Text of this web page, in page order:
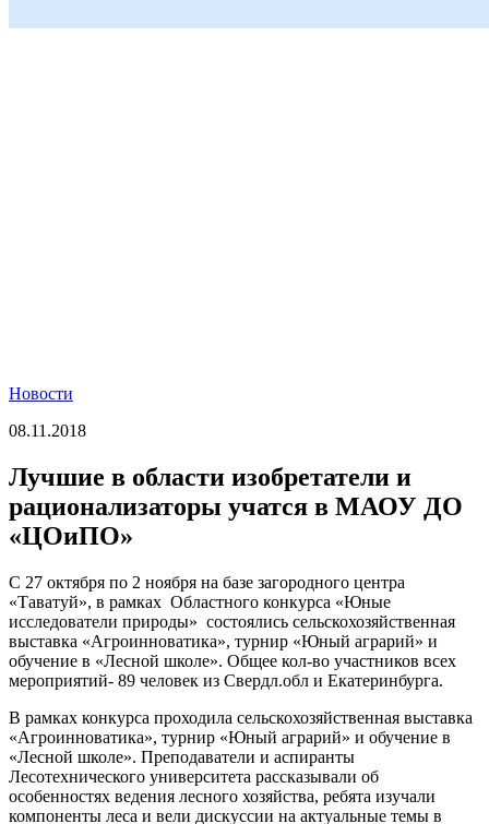
Новости
08.11.2018
Лучшие в области изобретатели и
рационализаторы учатся в МАОУ ДО
«ЦОиПО»
С 27 октября по 2 ноября на базе загородного центра
«Таватуй», в рамках Областного конкурса «Юные
исследователи природы» состоялись сельскохозяйственная
выставка «Агроинноватика», турнир «Юный аграрий» и
обучение в «Лесной школе». Общее кол-во участников всех
мероприятий- 89 человек из Свердл.обл и Екатеринбурга.
В рамках конкурса проходила сельскохозяйственная выставка
«Агроинноватика», турнир «Юный аграрий» и обучение в
«Лесной школе». Преподаватели и аспиранты
Лесотехнического университета рассказывали об
особенностях ведения лесного хозяйства, ребята изучали
компоненты леса и вели дискуссии на актуальные темы в